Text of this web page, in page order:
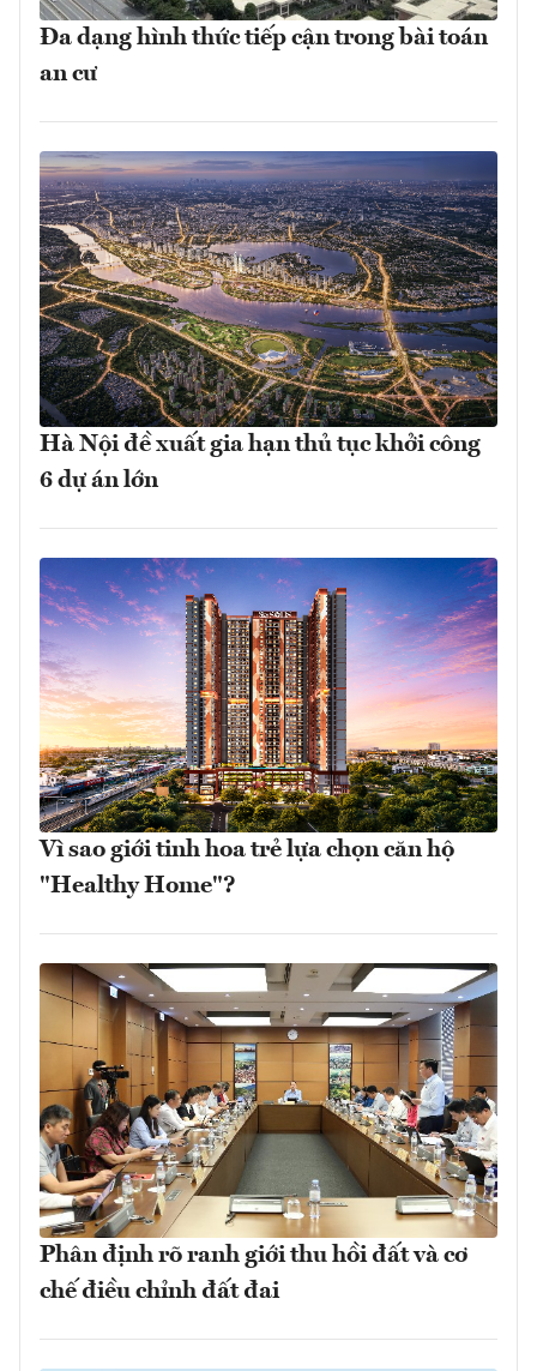
Đa dạng hình thức tiếp cận trong bài toán
an cư
Hà Nội đề xuất gia hạn thủ tục khởi công
6 dự án lớn
Vì sao giới tinh hoa trẻ lựa chọn căn hộ
"Healthy Home"?
Phân định rõ ranh giới thu hồi đất và cơ
chế điều chỉnh đất đai